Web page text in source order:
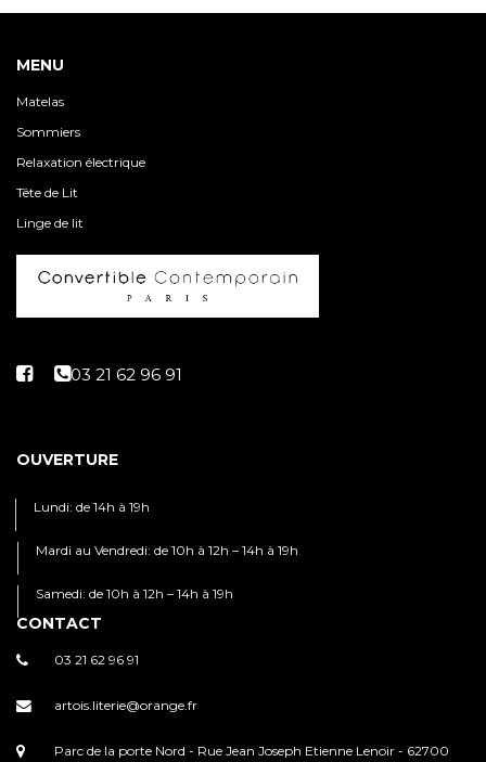
MENU
Matelas
Sommiers
Relaxation électrique
Tête de Lit
Linge de lit
OUVERTURE
Lundi: de 14h à 19h
Mardi au Vendredi: de 10h à 12h – 14h à 19h
Samedi: de 10h à 12h – 14h à 19h
CONTACT
03 21 62 96 91
artois.literie@orange.fr
Parc de la porte Nord - Rue Jean Joseph Etienne Lenoir - 62700